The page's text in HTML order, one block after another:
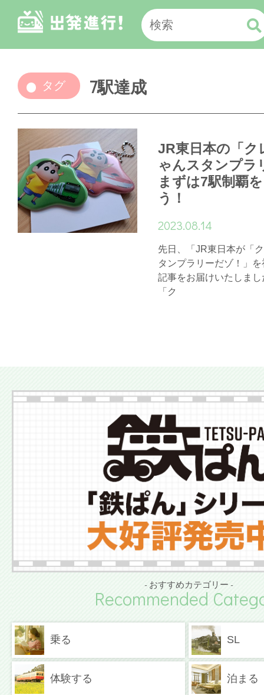
タグ 7駅達成
JR東日本の「ク
ゃんスタンプラ
まずは7駅制覇
う！
2023.08.14
先日、「JR東日本が「
タンプラリーだゾ！」
記事をお届けいたしま
「ク
- おすすめカテゴリー -
Recommended
乗る SL
体験する 泊まる